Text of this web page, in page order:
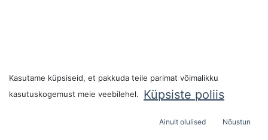
Asiakaspalvelu
Liity laumaamme
Kasutame küpsiseid, et pakkuda teile parimat võimalikku
kasutuskogemust meie veebilehel.
Küpsiste poliis
Ainult olulised Nõustun